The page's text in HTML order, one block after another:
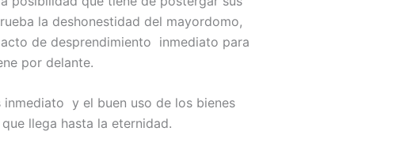
la deshonestidad del mayordomo,
de desprendimiento inmediato para
por delante.
inmediato y el buen uso de los bienes
llega hasta la eternidad.